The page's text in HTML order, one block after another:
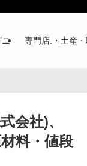
ニ 専門店.・土産
会社)、
料・値段